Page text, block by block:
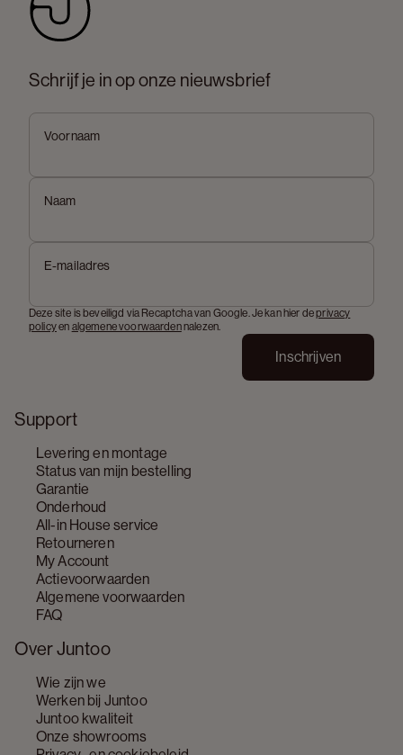
Support
Levering en montage
Status van mijn bestelling
Garantie
Onderhoud
All-in House service
Retourneren
My Account
Actievoorwaarden
Algemene voorwaarden
FAQ
Over Juntoo
Wie zijn we
Werken bij Juntoo
Juntoo kwaliteit
Onze showrooms
Schrijf je in op onze nieuwsbrief
Voornaam
Naam
E-mailadres
Deze site is beveiligd via Recaptcha van Google. Je kan hier deprivacy
policyen algemene voorwaardennalezen.
Inschrijven